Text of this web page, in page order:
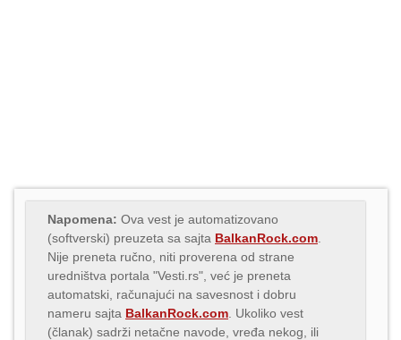
Napomena: Ova vest je automatizovano
(softverski) preuzeta sa sajta BalkanRock.com
Nije preneta ručno, niti proverena od strane
uredništva portala "Vesti.rs", već je preneta
automatski, računajući na savesnost i dobru
nameru sajta BalkanRock.com . Ukoliko vest
(članak) sadrži netačne navode, vređa nekog, ili